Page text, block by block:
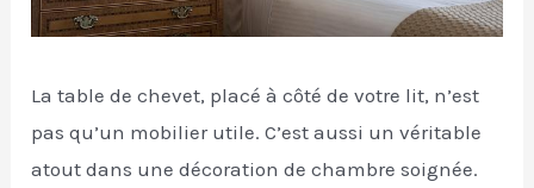
La table de chevet, placé à côté de votre lit, n’est
pas qu’un mobilier utile. C’est aussi un véritable
atout dans une décoration de chambre soignée.